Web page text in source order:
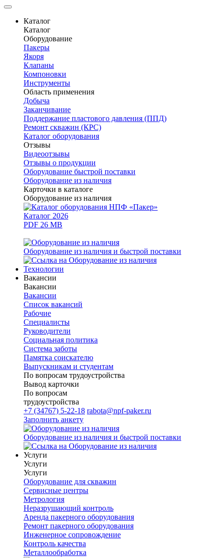
Каталог
Каталог
Оборудование
Пакеры
Якоря
Клапаны
Компоновки
Инструменты
Область применения
Добыча
Заканчивание
Поддержание пластового давления (ППД)
Ремонт скважин (КРС)
Каталог оборудования
Отзывы
Видеоотзывы
Отзывы о продукции
Оборудование быстрой поставки
Оборудование из наличия
Карточки в каталоге
Оборудование из наличия
Каталог 2026
PDF 26 MB
Оборудование из наличия и быстрой поставки
Технологии
Вакансии
Вакансии
Вакансии
Список вакансий
Рабочие
Специалисты
Руководители
Cоциальная политика
Система заботы
Памятка соискателю
Выпускникам и студентам
По вопросам трудоустройства
Вывод карточки
По вопросам
трудоустройства
+7 (34767) 5-22-18 rabota@npf-paker.ru
Заполнить анкету
Оборудование из наличия и быстрой поставки
Услуги
Услуги
Услуги
Оборудование для скважин
Сервисные центры
Метрология
Неразрушающий контроль
Аренда пакерного оборудования
Ремонт пакерного оборудования
Инженерное сопровождение
Контроль качества
Металлообработка